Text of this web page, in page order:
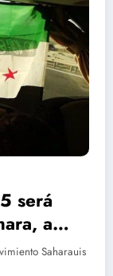
será
a
Saharauis